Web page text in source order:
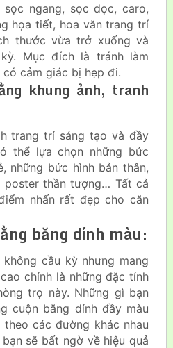
ngang, sọc dọc, caro,
họa tiết, hoa văn trang trí
thước vừa trở xuống và
Mục đích là tránh làm
cảm giác bị hẹp đi.
khung ảnh, tranh
trang trí sáng tạo và đầy
thể lựa chọn những bức
những bức hình bản thân,
thần tượng… Tất cả
nhấn rất đẹp cho căn
băng dính màu:
cầu kỳ nhưng mang
chính là những đặc tính
trọ này. Những gì bạn
cuộn băng dính đầy màu
các đường khác nhau
sẽ bất ngờ về hiệu quả